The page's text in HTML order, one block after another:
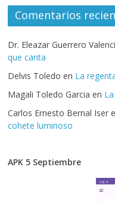
Comentarios
Dr. Eleazar Guerrero
que canta
Delvis Toledo en La
Magali Toledo Garcia en
Carlos Ernesto Bernal Iser
cohete luminoso
APK 5 Septiembre